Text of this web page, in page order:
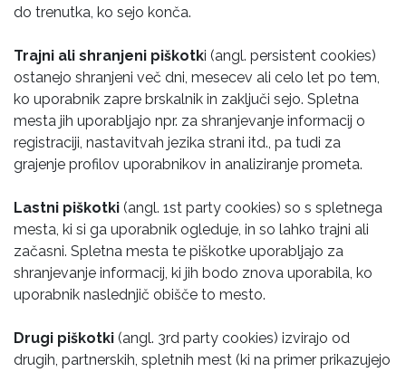
do trenutka, ko sejo konča.
Trajni ali shranjeni piškotki (angl. persistent cookies)
ostanejo shranjeni več dni, mesecev ali celo let po tem,
ko uporabnik zapre brskalnik in zaključi sejo. Spletna
mesta jih uporabljajo npr. za shranjevanje informacij o
registraciji, nastavitvah jezika strani itd., pa tudi za
grajenje profilov uporabnikov in analiziranje prometa.
Lastni piškotki (angl. 1st party cookies) so s spletnega
mesta, ki si ga uporabnik ogleduje, in so lahko trajni ali
začasni. Spletna mesta te piškotke uporabljajo za
shranjevanje informacij, ki jih bodo znova uporabila, ko
uporabnik naslednjič obišče to mesto.
Drugi piškotki (angl. 3rd party cookies) izvirajo od
drugih, partnerskih, spletnih mest (ki na primer prikazujejo